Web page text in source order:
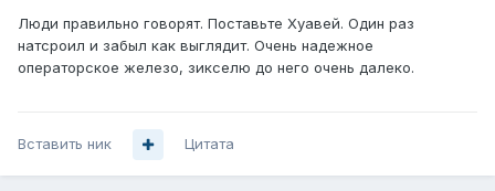
Люди правильно говорят. Поставьте Хуавей. Один раз
натсроил и забыл как выглядит. Очень надежное
операторское железо, зикселю до него очень далеко.
Вставить ник Цитата